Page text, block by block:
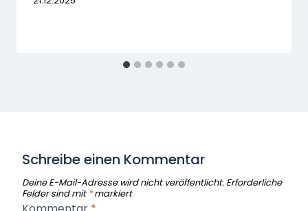
Schreibe einen Kommentar
Deine E-Mail-Adresse wird nicht veröffentlicht. Erforderliche
Felder sind mit *markiert